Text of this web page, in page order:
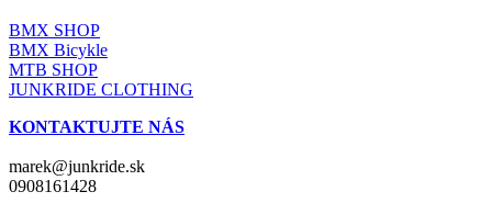
BMX SHOP
BMX Bicykle
MTB SHOP
JUNKRIDE CLOTHING
KONTAKTUJTE NÁS
marek@junkride.sk
0908161428